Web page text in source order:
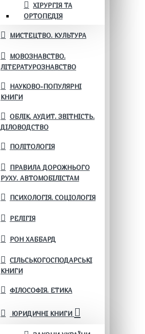
ХІРУРГІЯ ТА
ОРТОПЕДІЯ
МИСТЕЦТВО. КУЛЬТУРА
МОВОЗНАВСТВО.
ЛІТЕРАТУРОЗНАВСТВО
НАУКОВО-ПОПУЛЯРНІ
КНИГИ
ОБЛІК. АУДИТ. ЗВІТНІСТЬ.
ДІЛОВОДСТВО
ПОЛІТОЛОГІЯ
ПРАВИЛА ДОРОЖНЬОГО
РУХУ. АВТОМОБІЛІСТАМ
ПСИХОЛОГІЯ. СОЦІОЛОГІЯ
РЕЛІГІЯ
РОН ХАББАРД
СІЛЬСЬКОГОСПОДАРСЬКІ
КНИГИ
ФІЛОСОФІЯ. ЕТИКА
ЮРИДИЧНІ КНИГИ